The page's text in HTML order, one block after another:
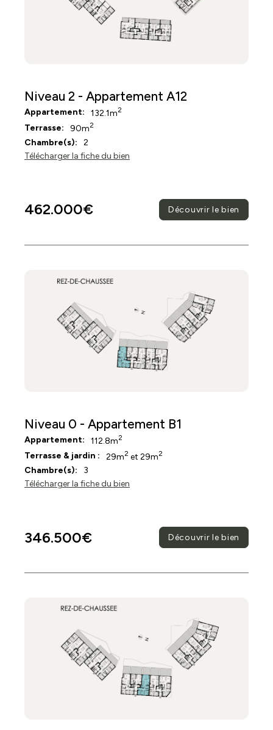
Niveau 2 - Appartement A12
Appartement: 132.1m2
Terrasse: 90m2
Chambre(s):
2
Télécharger la fiche du bien
462.000€ Découvrir le bien
Niveau 0 - Appartement B1
Appartement: 112.8m2
Terrasse & jardin : 29m2 et 29m2
Chambre(s):
3
Télécharger la fiche du bien
346.500€ Découvrir le bien